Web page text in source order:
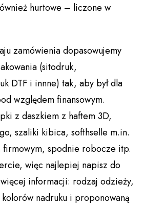
hurtowe – liczone w
zamówienia dopasowujemy
(sitodruk,
DTF i innne) tak, aby był dla
względem finansowym.
z daszkiem z haftem 3D,
szaliki kibica, softhselle m.in.
firmowym, spodnie robocze itp.
więc najlepiej napisz do
informacji: rodzaj odzieży,
nadruku i proponowaną